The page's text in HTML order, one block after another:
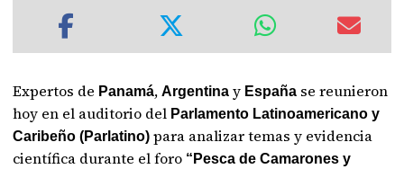
Expertos de Panamá,Argentina y España se reunieron
hoy en el auditorio del Parlamento Latinoamericano y
Caribeño (Parlatino) para analizar temas y evidencia
científica durante el foro “Pesca de Camarones y